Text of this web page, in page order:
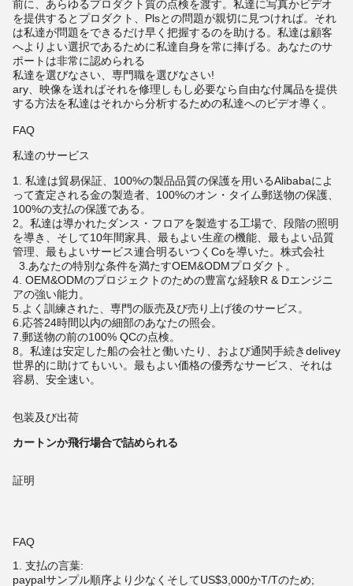
前に、あらゆるプロダクト質の点検を渡す。私達に写真かビデオ
を提供するとプロダクト、Plsとの問題が親切に見つければ。それ
は私達が問題をできるだけ早く把握するのを助ける。私達は顧客
へよりよい選択であるために私達自身を常に捧げる。あなたのサ
ポートは非常に認められる
私達を選びなさい、専門職を選びなさい!
ary、映像を送ればそれを修理しもし必要なら自由な付属品を提供
する方法を私達はそれから分析するための私達へのビデオ導く。
FAQ
私達のサービス
1. 私達は貿易保証、100%の製品品質の保護を用いるAlibabaによ
って査定される金の製造者、100%のオン・タイム郵送物の保護、
100%の支払の保護である。
2。私達は導かれたダンス・フロアを製造する工場で、段階の照明
を導き、そして10年間家具、最もよい生産の機能、最もよい品質
管理、最もよいサービス連合明るいつくCoを導いた。株式会社
3.あなたの特別な条件を満たすOEM&ODMプロダクト。
4. OEM&ODMのプロジェクトのための豊富な経験R & Dエンジニ
アの強い能力。
5.よく訓練された、専門の販売及び売り上げ後のサービス。
6.応答24時間以内の細部のあなたの照会。
7.郵送物の前の100% QCの点検。
8。私達は安定した船の会社と働いたり、および通関手続きdelivey
世界的に助けてもいい。最もよい価格の優秀なサービス、それは
容易、安全速い。
包装及び出荷
カートンか飛行場合で詰められる
証明
FAQ
1. 支払の言葉:
paypalサンプル順序より少なくそしてUS$3,000かT/Tのため;